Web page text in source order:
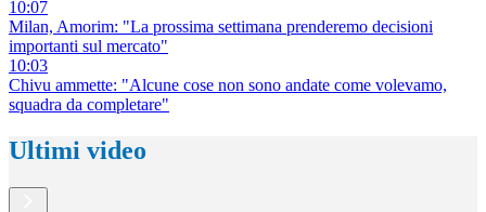
10:07
Milan, Amorim: "La prossima settimana prenderemo decisioni
importanti sul mercato"
10:03
Chivu ammette: "Alcune cose non sono andate come volevamo,
squadra da completare"
Ultimi video